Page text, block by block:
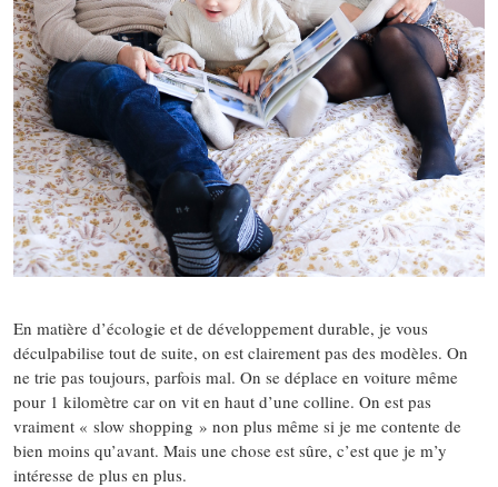
En matière d’écologie et de développement durable, je vous
déculpabilise tout de suite, on est clairement pas des modèles. On
ne trie pas toujours, parfois mal. On se déplace en voiture même
pour 1 kilomètre car on vit en haut d’une colline. On est pas
vraiment « slow shopping » non plus même si je me contente de
bien moins qu’avant. Mais une chose est sûre, c’est que je m’y
intéresse de plus en plus.